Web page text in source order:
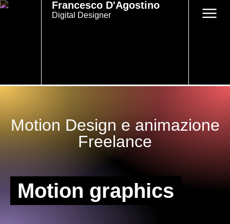
Francesco D'Agostino
Digital Designer
Motion Design e animazione
Freelance
Motion graphics